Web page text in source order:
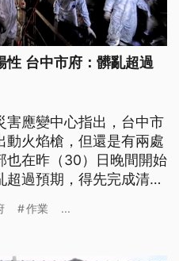
性 台中市府：髒亂超過
害應變中心指出，台中市
動火焰槍，但還是有兩處
也在昨（30）日晚間開始
過預期，得先完成清理
強覆土，但卻運來不合
作業 ...